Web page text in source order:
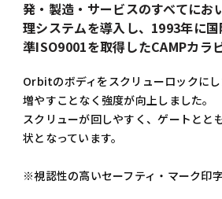
発・製造・サービスのすべてにお
理システムを導入し、1993年に
準ISO9001を取得したCAMPカラビ
Orbitのボディをスクリューロックに
増やすことなく強度が向上しました。
スクリューが回しやすく、ゲートとと
状となっています。
※視認性の高いセーフティ・マーク印